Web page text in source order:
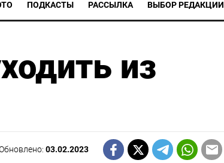
ПОДКАСТЫ РАССЫЛКА ВЫБОР РЕДАКЦИИ
из
03.02.2023